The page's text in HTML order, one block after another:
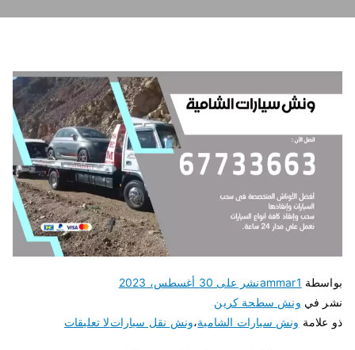
بواسطة ammar1نشر على 30 أغسطس، 2023
نشر في ونش سطحة كرين
ذو علامة ونش سيارات الشامية،ونش نقل سياراتلا تعليقات